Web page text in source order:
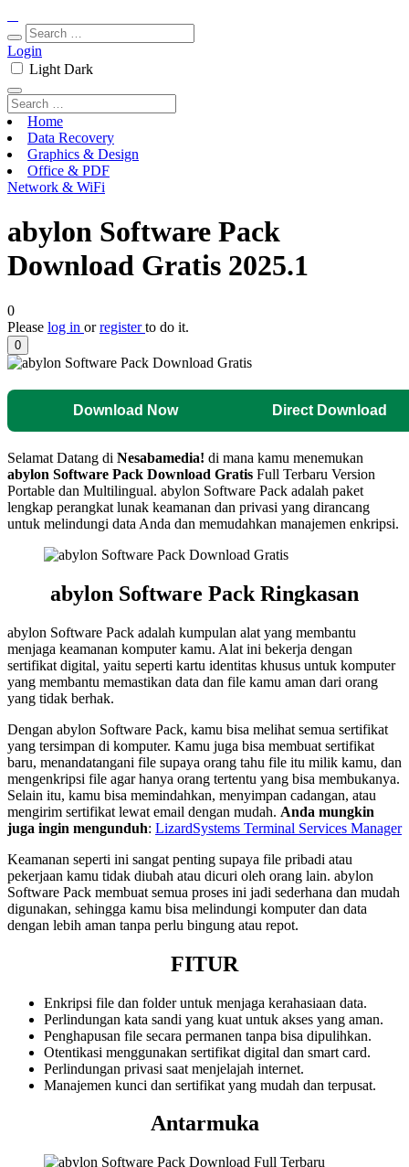
Login
Light Dark
Home
Data Recovery
Graphics & Design
Office & PDF
Network & WiFi
abylon Software Pack
Download Gratis 2025.1
0
Please log in orregisterto do it.
0
Download Now Direct Download
Selamat Datang di Nesabamedia! di mana kamu menemukan
abylon Software Pack Download Gratis Full Terbaru Version
Portable dan Multilingual. abylon Software Pack adalah paket
lengkap perangkat lunak keamanan dan privasi yang dirancang
untuk melindungi data Anda dan memudahkan manajemen enkripsi.
abylon Software Pack Ringkasan
abylon Software Pack adalah kumpulan alat yang membantu
menjaga keamanan komputer kamu. Alat ini bekerja dengan
sertifikat digital, yaitu seperti kartu identitas khusus untuk komputer
yang membantu memastikan data dan file kamu aman dari orang
yang tidak berhak.
Dengan abylon Software Pack, kamu bisa melihat semua sertifikat
yang tersimpan di komputer. Kamu juga bisa membuat sertifikat
baru, menandatangani file supaya orang tahu file itu milik kamu, dan
mengenkripsi file agar hanya orang tertentu yang bisa membukanya.
Selain itu, kamu bisa memindahkan, menyimpan cadangan, atau
mengirim sertifikat lewat email dengan mudah. Anda mungkin
juga ingin mengunduh: LizardSystems Terminal Services Manager
Keamanan seperti ini sangat penting supaya file pribadi atau
pekerjaan kamu tidak diubah atau dicuri oleh orang lain. abylon
Software Pack membuat semua proses ini jadi sederhana dan mudah
digunakan, sehingga kamu bisa melindungi komputer dan data
dengan lebih aman tanpa perlu bingung atau repot.
FITUR
Enkripsi file dan folder untuk menjaga kerahasiaan data.
Perlindungan kata sandi yang kuat untuk akses yang aman.
Penghapusan file secara permanen tanpa bisa dipulihkan.
Otentikasi menggunakan sertifikat digital dan smart card.
Perlindungan privasi saat menjelajah internet.
Manajemen kunci dan sertifikat yang mudah dan terpusat.
Antarmuka